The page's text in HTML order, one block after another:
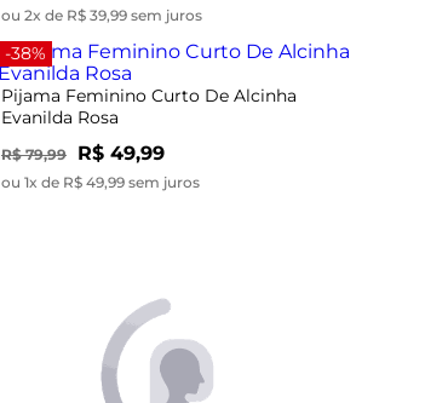
ou 2x de R$ 39,99 sem juros
-38%
Pijama Feminino Curto De Alcinha
Evanilda Rosa
R$ 79,99 R$ 49,99
ou 1x de R$ 49,99 sem juros